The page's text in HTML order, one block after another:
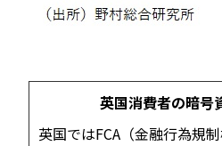
英国消費者の暗号
英国ではFCA（金融行為規